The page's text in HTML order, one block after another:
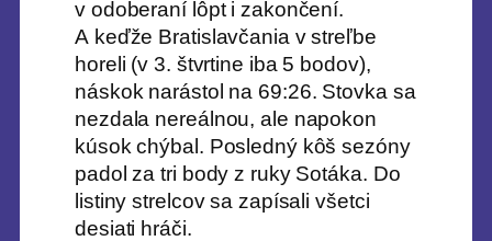
v odoberaní lôpt i zakončení.
A keďže Bratislavčania v streľbe
horeli (v 3. štvrtine iba 5 bodov),
náskok narástol na 69:26. Stovka sa
nezdala nereálnou, ale napokon
kúsok chýbal. Posledný kôš sezóny
padol za tri body z ruky Sotáka. Do
listiny strelcov sa zapísali všetci
desiati hráči.